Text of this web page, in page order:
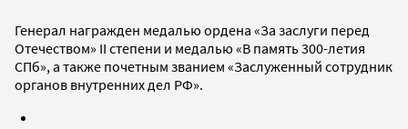
Генерал награжден медалью ордена «За заслуги перед
Отечеством» II степени и медалью «В память 300-летия
СПб», а также почетным званием «Заслуженный сотрудник
органов внутренних дел РФ».